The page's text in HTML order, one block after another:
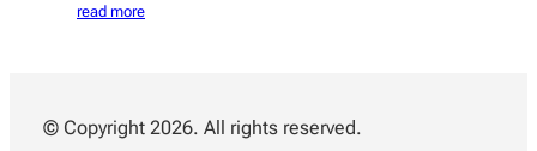
read more
© Copyright 2026. All rights reserved.